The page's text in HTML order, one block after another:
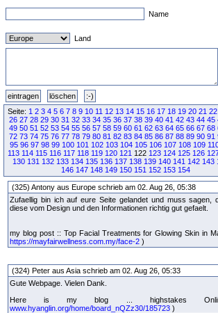
Name
Land
Seite: 1 2 3 4 5 6 7 8 9 10 11 12 13 14 15 16 17 18 19 20 21 22
26 27 28 29 30 31 32 33 34 35 36 37 38 39 40 41 42 43 44 45
49 50 51 52 53 54 55 56 57 58 59 60 61 62 63 64 65 66 67 68
72 73 74 75 76 77 78 79 80 81 82 83 84 85 86 87 88 89 90 91
95 96 97 98 99 100 101 102 103 104 105 106 107 108 109
113 114 115 116 117 118 119 120 121 122 123 124 125 126
130 131 132 133 134 135 136 137 138 139 140 141 142 143
146 147 148 149 150 151 152 153 154
(325) Antony aus Europe schrieb am 02. Aug 26, 05:38
Zufaellig bin ich auf eure Seite gelandet und muss sagen,
diese vom Design und den Informationen richtig gut gefaelt.
my blog post :: Top Facial Treatments for Glowing Skin in
https://mayfairwellness.com.my/face-2 )
(324) Peter aus Asia schrieb am 02. Aug 26, 05:33
Gute Webpage. Vielen Dank.
Here is my blog ... highstakes
www.hyanglin.org/home/board_nQZz30/185723 )